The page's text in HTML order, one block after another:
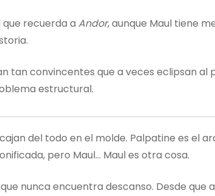
que recuerda a Andor, aunque Maul tiene
tan convincentes que a veces eclipsan al
estructural.
del todo en el molde. Palpatine es el
pero Maul… Maul es otra cosa.
nunca encuentra descanso. Desde que